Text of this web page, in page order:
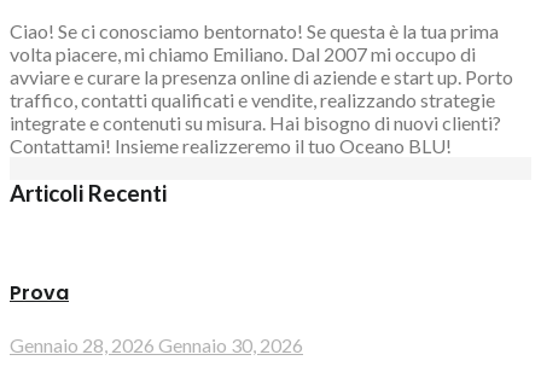
Ciao! Se ci conosciamo bentornato! Se questa è la tua prima
volta piacere, mi chiamo Emiliano. Dal 2007 mi occupo di
avviare e curare la presenza online di aziende e start up. Porto
traffico, contatti qualificati e vendite, realizzando strategie
integrate e contenuti su misura. Hai bisogno di nuovi clienti?
Contattami! Insieme realizzeremo il tuo Oceano BLU!
Articoli Recenti
Prova
Gennaio 28, 2026 Gennaio 30, 2026